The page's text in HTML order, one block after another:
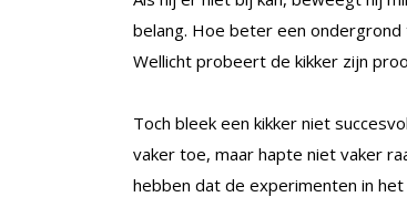
belang. Hoe beter een
Wellicht probeert de kikker zijn
Toch bleek een kikker niet
vaker toe, maar hapte niet vaker
hebben dat de experimenten in